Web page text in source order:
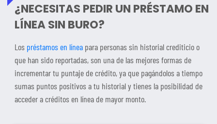
¿NECESITAS PEDIR UN PRÉSTAMO EN
LÍNEA SIN BURO?
Los préstamos en línea para personas sin historial crediticio o
que han sido reportadas, son una de las mejores formas de
incrementar tu puntaje de crédito, ya que pagándolos a tiempo
sumas puntos positivos a tu historial y tienes la posibilidad de
acceder a créditos en línea de mayor monto.